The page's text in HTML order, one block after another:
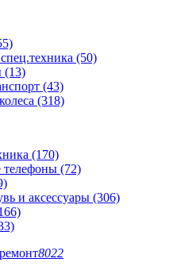
(50)
(13)
(43)
(318)
(170)
(72)
и аксессуары (306)
8022